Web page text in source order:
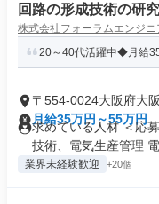
回路の形成技術の研
株式会社フォーラムエンジニ
20～40代活躍中◆月給
〒554-0024大阪府大
月給35万円～55万円
求めている人材 ＜応
技術、電気生産管理 電
業界未経験歓迎 +20個